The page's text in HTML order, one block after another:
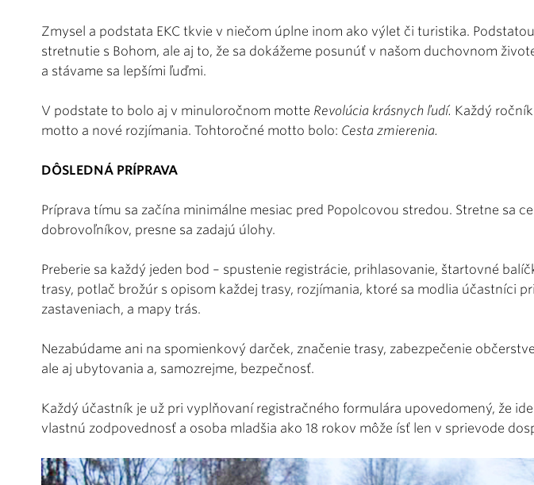
Zmysel a podstata EKC tkvie v niečom úplne inom ako výlet či turistika.
stretnutie s Bohom, ale aj to, že sa dokážeme posunúť v našom duchovnom
a stávame sa lepšími ľuďmi.
V podstate to bolo aj v minuloročnom motte Revolúcia krásnych ľudí. Každý
motto a nové rozjímania. Tohtoročné motto bolo: Cesta zmierenia.
DÔSLEDNÁ PRÍPRAVA
Príprava tímu sa začína minimálne mesiac pred Popolcovou stredou. Stretne sa
dobrovoľníkov, presne sa zadajú úlohy.
Preberie sa každý jeden bod – spustenie registrácie, prihlasovanie, štartovné
trasy, potlač brožúr s opisom každej trasy, rozjímania, ktoré sa modlia účastníci
zastaveniach, a mapy trás.
Nezabúdame ani na spomienkový darček, značenie trasy, zabezpečenie
ale aj ubytovania a, samozrejme, bezpečnosť.
Každý účastník je už pri vyplňovaní registračného formulára upovedomený, že
vlastnú zodpovednosť a osoba mladšia ako 18 rokov môže ísť len v sprievode